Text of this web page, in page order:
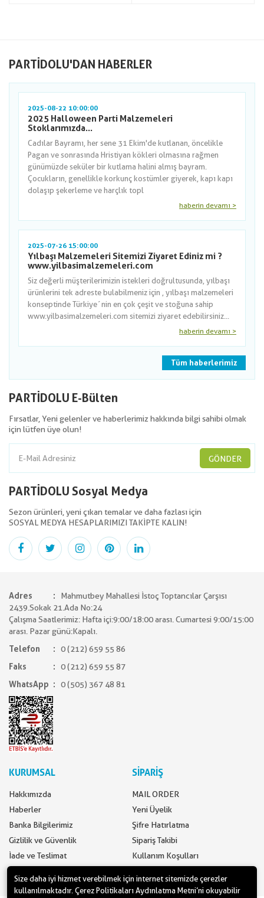
PARTIDOLU'DAN HABERLER
2025-08-22 10:00:00
2025 Halloween Parti Malzemeleri
Stoklarımızda...
Cadılar Bayramı, her sene 31 Ekim'de kutlanan, öncelikle
Pagan ve sonrasında Hristiyan kökleri olmasına rağmen
günümüzde seküler bir kutlama halini almış bayram.
Çocukların, genellikle korkunç kostümler giyerek, kapı kapı
dolaşıp şekerleme ve harçlık topl
haberin devamı >
2025-07-26 15:00:00
Yılbaşı Malzemeleri Sitemizi Ziyaret Ediniz mi ?
www.yilbasimalzemeleri.com
Siz değerli müşterilerimizin istekleri doğrultusunda, yılbaşı
ürünlerini tek adreste bulabilmeniz için , yılbaşı malzemeleri
konseptinde Türkiye´nin en çok çeşit ve stoğuna sahip
www.yilbasimalzemeleri.com sitemizi ziyaret edebilirsiniz...
haberin devamı >
Tüm haberlerimiz
PARTİDOLU E-Bülten
Fırsatlar, Yeni gelenler ve haberlerimiz hakkında bilgi sahibi olmak
için lütfen üye olun!
GÖNDER
PARTİDOLU Sosyal Medya
Sezon ürünleri, yeni çıkan temalar ve daha fazlası için
SOSYAL MEDYA HESAPLARIMIZI TAKİPTE KALIN!
Adres
Mahmutbey Mahallesi İstoç Toptancılar Çarşısı
2439.Sokak 21.Ada No:24
Çalışma Saatlerimiz: Hafta içi:9:00/18:00 arası. Cumartesi 9:00/15:00
arası. Pazar günü:Kapalı.
Telefon
0 (212) 659 55 86
Faks
0 (212) 659 55 87
WhatsApp
0 (505) 367 48 81
KURUMSAL
Hakkımızda
Haberler
Banka Bilgilerimiz
Gizlilik ve Güvenlik
İade ve Teslimat
SİPARİŞ
MAIL ORDER
Yeni Üyelik
Şifre Hatırlatma
Sipariş Takibi
Kullanım Koşulları
Size daha iyi hizmet verebilmek için internet sitemizde çerezler
kullanılmaktadır. Çerez Politikaları Aydınlatma Metni’ni okuyabilir